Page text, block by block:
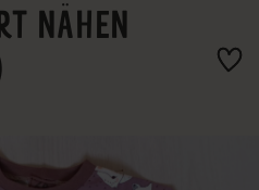
NÄHEN